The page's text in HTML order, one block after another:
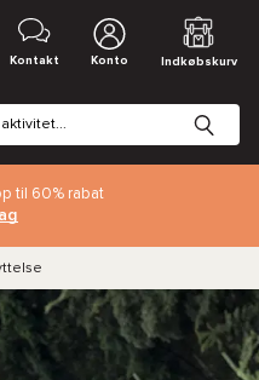
Kontakt Konto Indkøbskurv
til 60% rabat